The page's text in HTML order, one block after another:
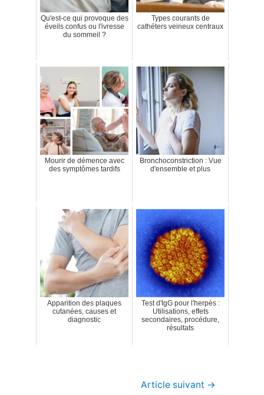
Qu'est-ce qui provoque des
éveils confus ou l'ivresse
du sommeil ?
Types courants de
cathéters veineux centraux
Mourir de démence avec
des symptômes tardifs
Bronchoconstriction : Vue
d'ensemble et plus
Apparition des plaques
cutanées, causes et
diagnostic
Test d'IgG pour l'herpès :
Utilisations, effets
secondaires, procédure,
résultats
Article suivant →